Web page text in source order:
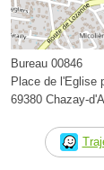
Bureau 00846
Place de l'Eglise
69380 Chazay-